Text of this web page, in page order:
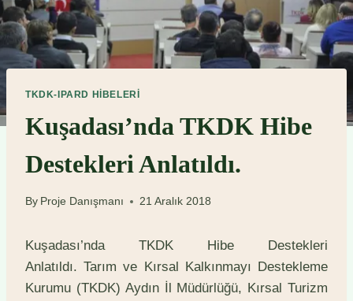
TKDK-IPARD HIBELERI
Kuşadası’nda TKDK Hibe
Destekleri Anlatıldı.
By Proje Danışmanı 21 Aralık 2018
Kuşadası’nda TKDK Hibe Destekleri
Anlatıldı. Tarım ve Kırsal Kalkınmayı Destekleme
Kurumu (TKDK) Aydın İl Müdürlüğü, Kırsal Turizm